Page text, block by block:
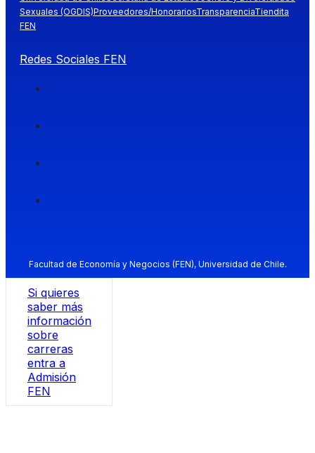
Sexuales (OGDIS)Proveedores/HonorariosTransparenciaTiendita
FEN
Redes Sociales FEN
Facultad de Economía y Negocios (FEN), Universidad de Chile.
Si quieres
saber más
información
sobre
carreras
entra a
Admisión
FEN